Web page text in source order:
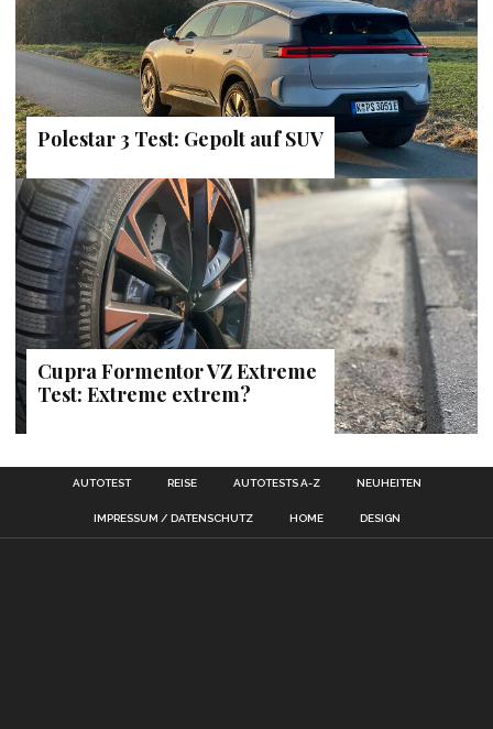
Polestar 3 Test: Gepolt auf SUV
Cupra Formentor VZ Extreme
Test: Extreme extrem?
AUTOTEST REISE AUTOTESTS A-Z NEUHEITEN
IMPRESSUM / DATENSCHUTZ HOME DESIGN